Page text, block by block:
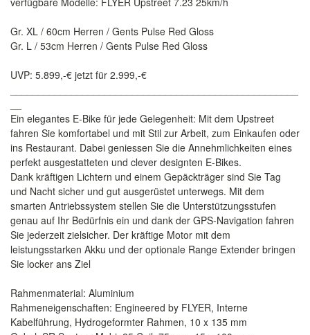
Gr. XL / 60cm Herren / Gents Pulse Red Gloss
Gr. L / 53cm Herren / Gents Pulse Red Gloss
UVP: 5.899,-€ jetzt für 2.999,-€
Ein elegantes E-Bike für jede Gelegenheit: Mit dem Upstreet
fahren Sie komfortabel und mit Stil zur Arbeit, zum Einkaufen oder
ins Restaurant. Dabei geniessen Sie die Annehmlichkeiten eines
perfekt ausgestatteten und clever designten E-Bikes.
Dank kräftigen Lichtern und einem Gepäckträger sind Sie Tag
und Nacht sicher und gut ausgerüstet unterwegs. Mit dem
smarten Antriebssystem stellen Sie die Unterstützungsstufen
genau auf Ihr Bedürfnis ein und dank der GPS-Navigation fahren
Sie jederzeit zielsicher. Der kräftige Motor mit dem
leistungsstarken Akku und der optionale Range Extender bringen
Sie locker ans Ziel
Rahmenmaterial: Aluminium
Rahmeneigenschaften: Engineered by FLYER, Interne
Kabelführung, Hydrogeformter Rahmen, 10 x 135 mm